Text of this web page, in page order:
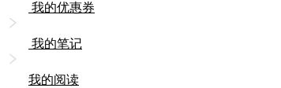
我的优惠券
我的笔记
我的阅读